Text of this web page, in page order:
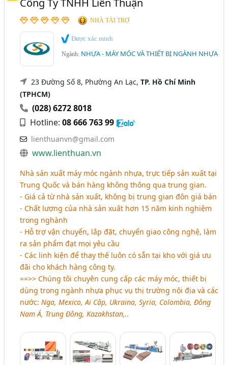
Máy Băm, Xay Nhựa (39)
Máy Trộn Hạt Nhựa (29)
Máy Tạo Hạt Nhựa Tái Sinh (26)
Máy Tái Sinh Phế Phẩm (1)
Ngành xem thêm
Công Nghiệp - Máy Móc Và Thiết Bị Công Nghiệp
(1139)
Cơ Khí - Chế Tạo Máy (531)
Xốp - Máy Móc Và Dây Chuyền Sản Xuất Ngành Xốp (5)
Công Ty TNHH Liên Thuận
NHÀ TÀI TRỢ
Được xác minh
Ngành: NHỰA - MÁY MÓC VÀ THIẾT BỊ NGÀNH NHỰA
23 Đường Số 8, Phường An Lạc,TP. Hồ Chí Minh
(TPHCM)
(028) 6272 8018
Hotline:08 666 763 99
lienthuanvn@gmail.com
www.lienthuan.vn
Nhà sản xuất máy móc ngành nhựa, trực tiếp sản xuất tại
Trung Quốc và bán hàng không thông qua trung gian.
- Giá cả từ nhà sản xuất, không bị trung gian đôn giá bán
- Chất lượng của nhà sản xuất hơn 15 năm kinh nghiệm
trong nghành
- Hỗ trợ vận chuyển, lắp đặt, chuyển giao công nghệ, làm
ra sản phẩm đạt mọi yêu cầu
- Các linh kiện để thay thế luôn có sẵn tại kho với giá ưu
đãi cho khách hàng công ty.
==>> Chúng tôi chuyên cung cấp các máy móc, thiết bị
dùng trong ngành nhựa phục vụ thị trường nội địa và các
nước:Nga, Mexico, Ai Cập, Ukraina, Syria, Colombia, Đông
Nam Á, Trung Đông, Kazakhstan,..